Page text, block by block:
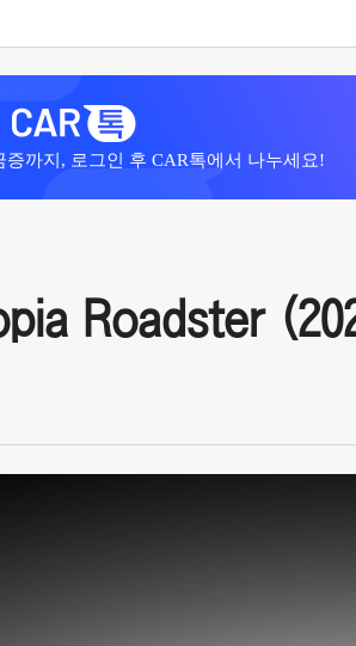
까지, 로그인 후 CAR톡에서 나누세요!
Roadster